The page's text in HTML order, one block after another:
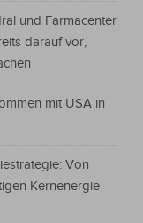
und Farmacenter
darauf vor,
mit USA in
Von
Kernenergie-